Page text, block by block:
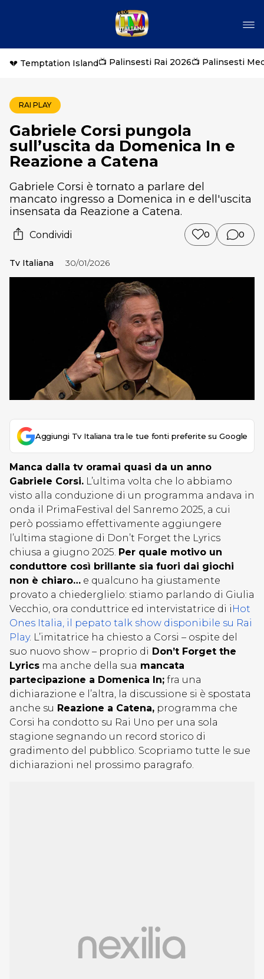
💔 Temptation Island📺 Palinsesti Rai 2026📺 Palinsesti
RAI PLAY
Gabriele Corsi pungola
sull’uscita da Domenica In e
Reazione a Catena
Gabriele Corsi è tornato a parlare del
mancato ingresso a Domenica in e dell'uscita
insensata da Reazione a Catena.
Condividi 0 0
Tv Italiana 30/01/2026
Aggiungi Tv Italiana tra le tue fonti preferite su Google
Manca dalla tv oramai quasi da un anno
Gabriele Corsi. L’ultima volta che lo abbiamo
visto alla conduzione di un programma andava in
onda il PrimaFestival del Sanremo 2025, a cui
però possiamo effettivamente aggiungere
l’ultima stagione di Don’t Forget the Lyrics
chiusa a giugno 2025. Per quale motivo un
conduttore così brillante sia fuori dai giochi
non è chiaro… e qualcuno ha giustamente
provato a chiederglielo: stiamo parlando di Giulia
Vecchio, ora conduttrice ed intervistatrice di i Hot
Ones Italia, il pepato talk show disponibile su Rai
Play. L’imitatrice ha chiesto a Corsi – ospite del
suo nuovo show – proprio di Don’t Forget the
Lyrics ma anche della sua mancata
partecipazione a Domenica In; fra una
dichiarazione e l’altra, la discussione si è spostata
anche su Reazione a Catena, programma che
Corsi ha condotto su Rai Uno per una sola
stagione segnando un record storico di
gradimento del pubblico. Scopriamo tutte le sue
dichiarazioni nel prossimo paragrafo.